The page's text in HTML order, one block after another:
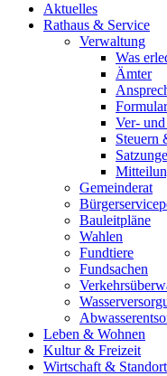
Aktuelles
Rathaus & Service
Verwaltung
Was
Ämter
Ver-
Steuern
Gemeinderat
Bauleitpläne
Wahlen
Fundtiere
Fundsachen
Leben & Wohnen
Kultur & Freizeit
Wirtschaft & Standort